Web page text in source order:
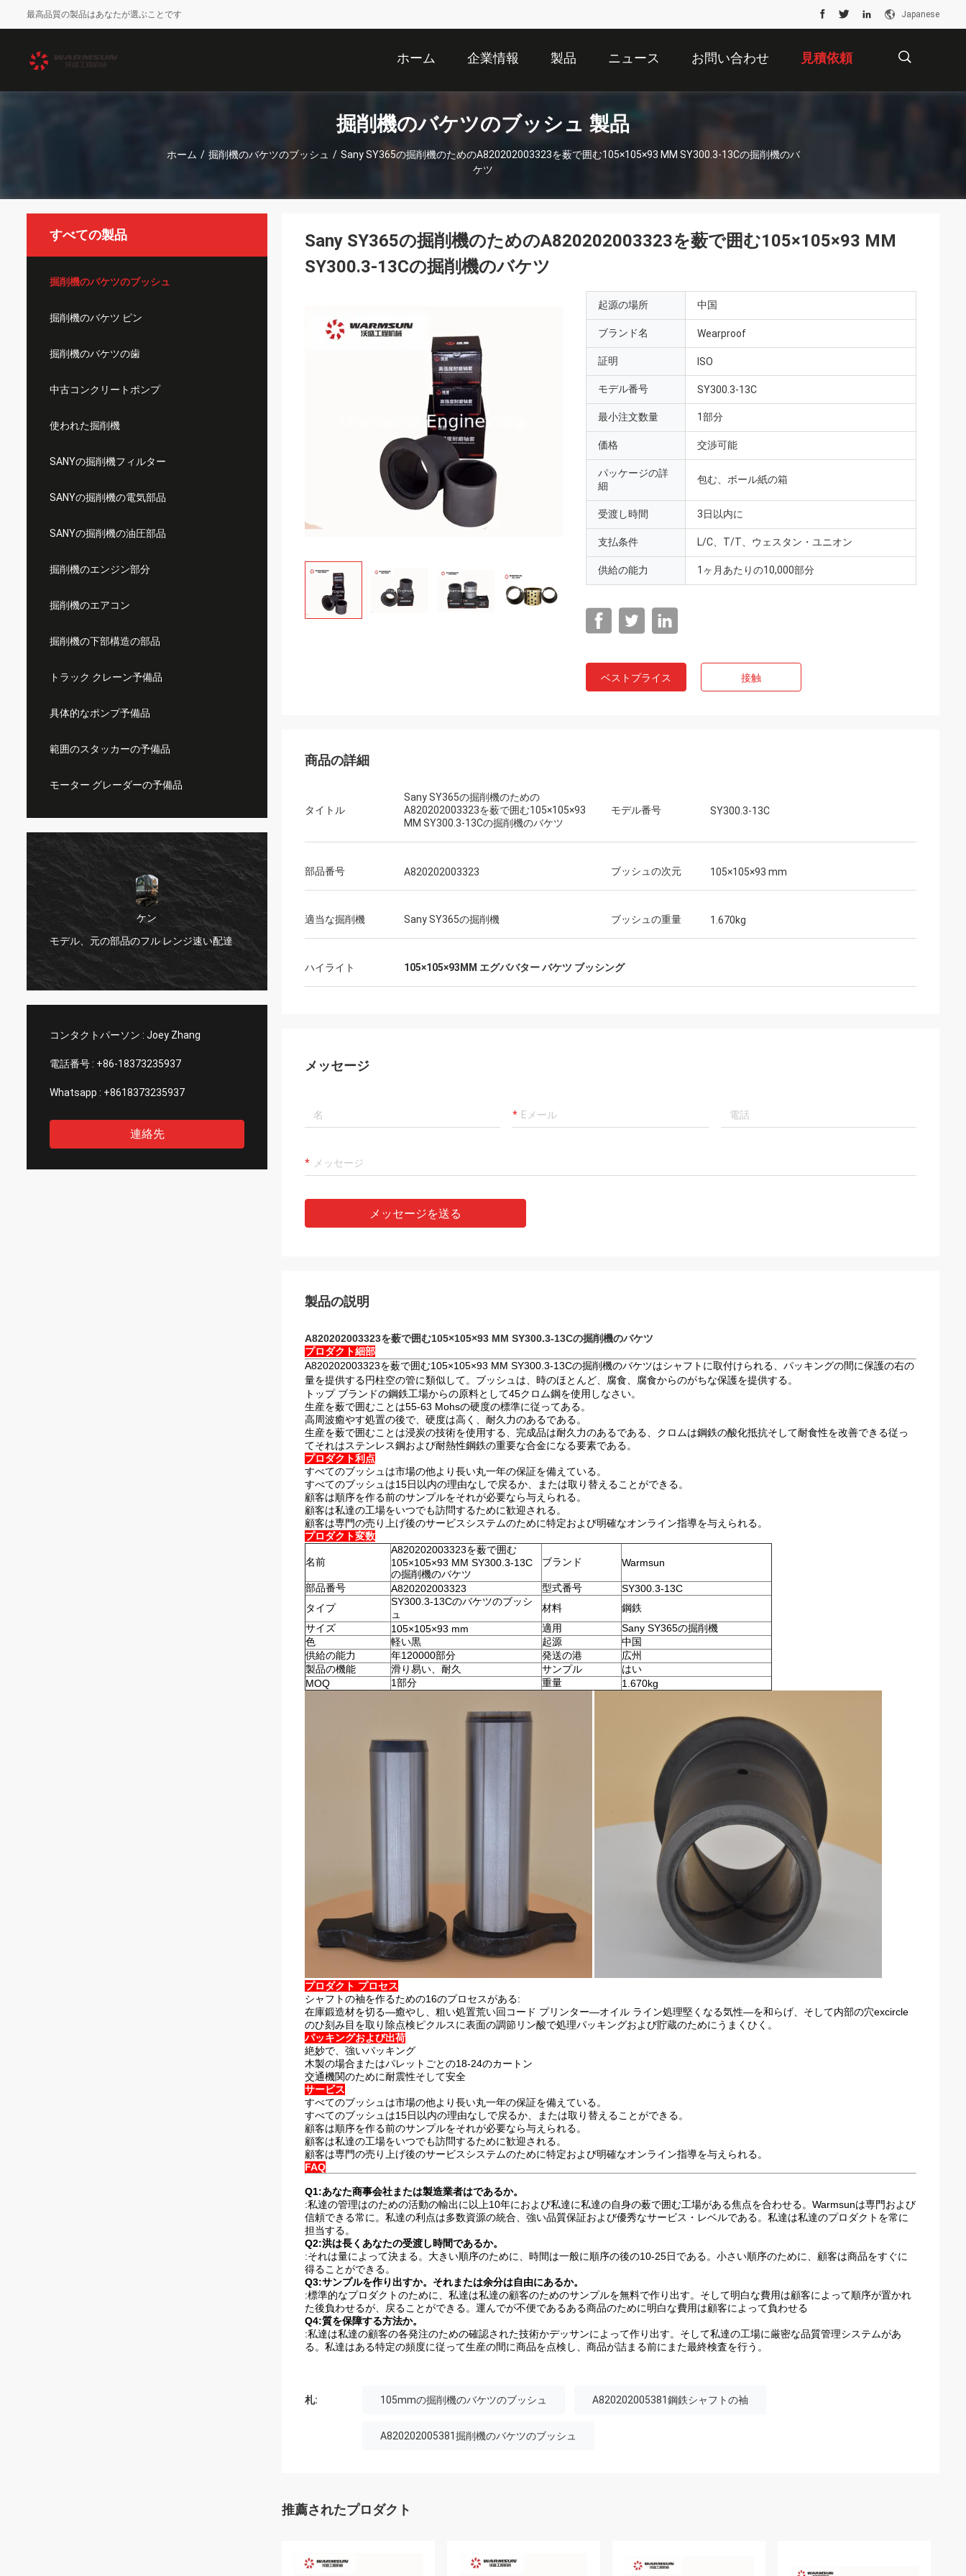
最高品質の製品はあなたが選ぶことです Japanese
ホーム 企業情報 製品 ニュース お問い合わせ 見積依頼
掘削機のバケツのブッシュ 製品
ホーム / 掘削機のバケツのブッシュ / Sany SY365の掘削機のためのA820202003323を薮で囲む105×105×93 MM SY300.3-13Cの掘削機のバ
ケツ
すべての製品
掘削機のバケツのブッシュ
掘削機のバケツ ピン
掘削機のバケツの歯
中古コンクリートポンプ
使われた掘削機
SANYの掘削機フィルター
SANYの掘削機の電気部品
SANYの掘削機の油圧部品
掘削機のエンジン部分
掘削機のエアコン
掘削機の下部構造の部品
トラック クレーン予備品
具体的なポンプ予備品
範囲のスタッカーの予備品
モーター グレーダーの予備品
ケン
モデル、元の部品のフル レンジ速い配達
コンタクトパーソン : Joey Zhang
電話番号 : +86-18373235937
Whatsapp : +8618373235937
連絡先
Sany SY365の掘削機のためのA820202003323を薮で囲む105×105×93 MM
SY300.3-13Cの掘削機のバケツ
起源の場所 中国
ブランド名 Wearproof
証明 ISO
モデル番号 SY300.3-13C
最小注文数量 1部分
価格 交渉可能
パッケージの詳
細
包む、ボール紙の箱
受渡し時間 3日以内に
支払条件 L/C、T/T、ウェスタン・ユニオン
供給の能力 1ヶ月あたりの10,000部分
ベストプライス 接触
商品の詳細
タイトル
Sany SY365の掘削機のための
A820202003323を薮で囲む105×105×93
MM SY300.3-13Cの掘削機のバケツ
モデル番号 SY300.3-13C
部品番号 A820202003323 ブッシュの次元 105×105×93 mm
適当な掘削機 Sany SY365の掘削機 ブッシュの重量 1.670kg
ハイライト 105×105×93MM エグババター バケツ ブッシング
メッセージ
メッセージを送る
製品の説明
A820202003323を薮で囲む105×105×93 MM SY300.3-13Cの掘削機のバケツ
プロダクト細部
A820202003323を薮で囲む105×105×93 MM SY300.3-13Cの掘削機のバケツはシャフトに取付けられる、パッキングの間に保護の右の
量を提供する円柱空の管に類似して。ブッシュは、時のほとんど、腐食、腐食からのがちな保護を提供する。
トップ ブランドの鋼鉄工場からの原料として45クロム鋼を使用しなさい。
生産を薮で囲むことは55-63 Mohsの硬度の標準に従ってある。
高周波癒やす処置の後で、硬度は高く、耐久力のあるである。
生産を薮で囲むことは浸炭の技術を使用する、完成品は耐久力のあるである、クロムは鋼鉄の酸化抵抗そして耐食性を改善できる従っ
てそれはステンレス鋼および耐熱性鋼鉄の重要な合金になる要素である。
プロダクト利点
すべてのブッシュは市場の他より長い丸一年の保証を備えている。
すべてのブッシュは15日以内の理由なしで戻るか、または取り替えることができる。
顧客は順序を作る前のサンプルをそれが必要なら与えられる。
顧客は私達の工場をいつでも訪問するために歓迎される。
顧客は専門の売り上げ後のサービスシステムのために特定および明確なオンライン指導を与えられる。
プロダクト変数
名前
A820202003323を薮で囲む
105×105×93 MM SY300.3-13C
の掘削機のバケツ
ブランド Warmsun
部品番号 A820202003323 型式番号
SY300.3-13C
タイプ
SY300.3-13Cのバケツのブッシ
ュ
材料
鋼鉄
サイズ
105×105×93 mm 適用
Sany SY365の掘削機
色
軽い黒 起源
中国
供給の能力
年120000部分 発送の港
広州
製品の機能
滑り易い、耐久 サンプル
はい
MOQ
1部分 重量 1.670kg
プロダクト プロセス
シャフトの袖を作るための16のプロセスがある:
在庫鍛造材を切る—癒やし、粗い処置荒い回コード プリンター—オイル ライン処理堅くなる気性—を和らげ、そして内部の穴excircle
のひ刻み目を取り除点検ピクルスに表面の調節リン酸で処理パッキングおよび貯蔵のためにうまくひく。
パッキングおよび出荷
絶妙で、強いパッキング
木製の場合またはパレットごとの18-24のカートン
交通機関のために耐震性そして安全
サービス
すべてのブッシュは市場の他より長い丸一年の保証を備えている。
すべてのブッシュは15日以内の理由なしで戻るか、または取り替えることができる。
顧客は順序を作る前のサンプルをそれが必要なら与えられる。
顧客は私達の工場をいつでも訪問するために歓迎される。
顧客は専門の売り上げ後のサービスシステムのために特定および明確なオンライン指導を与えられる。
FAQ
Q1:あなた商事会社または製造業者はであるか。
:私達の管理はのための活動の輸出に以上10年におよび私達に私達の自身の薮で囲む工場がある焦点を合わせる。Warmsunは専門および
信頼できる常に。私達の利点は多数資源の統合、強い品質保証および優秀なサービス・レベルである。私達は私達のプロダクトを常に
担当する。
Q2:洪は長くあなたの受渡し時間であるか。
:それは量によって決まる。大きい順序のために、時間は一般に順序の後の10-25日である。小さい順序のために、顧客は商品をすぐに
得ることができる。
Q3:サンプルを作り出すか。それまたは余分は自由にあるか。
:標準的なプロダクトのために、私達は私達の顧客のためのサンプルを無料で作り出す。そして明白な費用は顧客によって順序が置かれ
た後負わせるが、戻ることができる。運んでが不便であるある商品のために明白な費用は顧客によって負わせる
Q4:質を保障する方法か。
:私達は私達の顧客の各発注のための確認された技術かデッサンによって作り出す。そして私達の工場に厳密な品質管理システムがあ
る。私達はある特定の頻度に従って生産の間に商品を点検し、商品が詰まる前にまた最終検査を行う。
札: 105mmの掘削機のバケツのブッシュ A820202005381鋼鉄シャフトの袖
A820202005381掘削機のバケツのブッシュ
推薦されたプロダクト